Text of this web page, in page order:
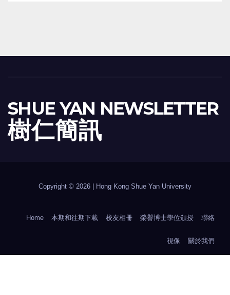
SHUE YAN NEWSLETTER
樹 仁 簡 訊
Copyright © 2026 | Hong Kong Shue Yan University
Home 本期和往期下載 校友相冊 榮譽博士學位頒授 聯絡
視像 關於我們